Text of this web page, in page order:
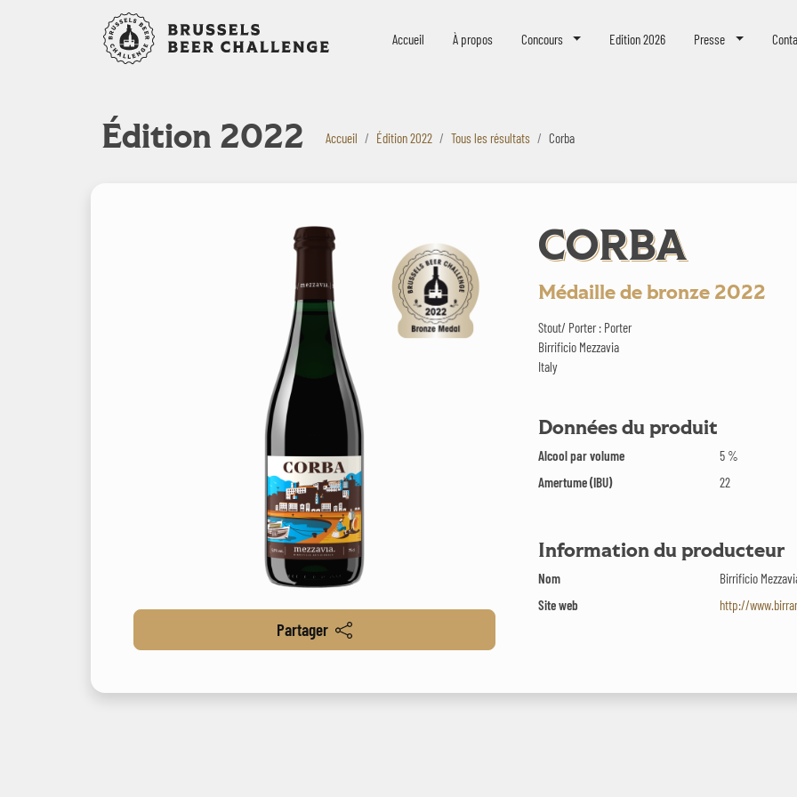
Accueil À propos Concours Edition 2026 Presse
Édition 2022 Accueil Édition 2022 Tous les résultats Corba
Partager
CORBA
Médaille de bronze 2022
Stout/ Porter : Porter
Birrificio Mezzavia
Italy
Données du produit
Alcool par volume
5 %
Amertume (IBU)
22
Information du producteur
Nom
Birrificio
Site web
http://